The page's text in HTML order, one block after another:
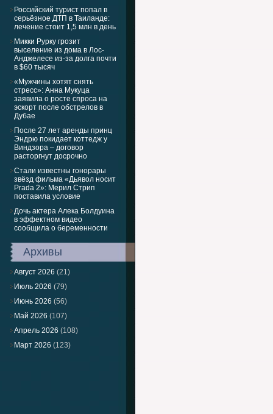
Российский турист попал в
серьёзное ДТП в Таиланде:
лечение стоит 1,5 млн в день
Микки Рурку грозит
выселение из дома в Лос-
Анджелесе из-за долга почти
в $60 тысяч
«Мужчины хотят снять
стресс»: Анна Мукуца
заявила о росте спроса на
эскорт после обстрелов в
Дубае
После 27 лет аренды принц
Эндрю покидает коттедж у
Виндзора – договор
расторгнут досрочно
Стали известны гонорары
звёзд фильма «Дьявол носит
Prada 2»: Мерил Стрип
поставила условие
Дочь актера Алека Болдуина
в эффектном видео
сообщила о беременности
Архивы
Август 2026 (21)
Июль 2026 (79)
Июнь 2026 (56)
Май 2026 (107)
Апрель 2026 (108)
Март 2026 (123)